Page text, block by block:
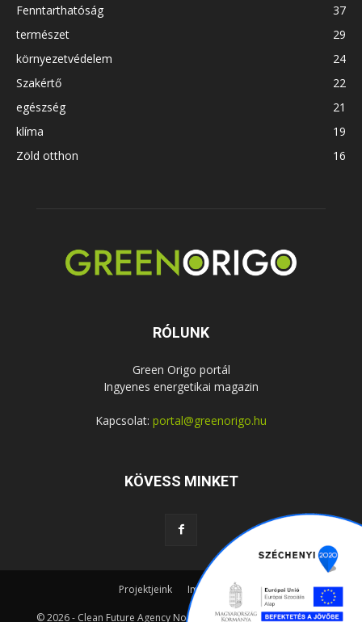
Fenntarthatóság
37
természet
29
környezetvédelem
24
Szakértő
22
egészség
21
klíma
19
Zöld otthon
16
RÓLUNK
Green Origo portál
Ingyenes energetikai magazin
Kapcsolat: portal@greenorigo.hu
KÖVESS MINKET
Projektjeink Impresszum
© 2026 - Clean Future Agency Nonprofit Kft. - Web:Matrixonline